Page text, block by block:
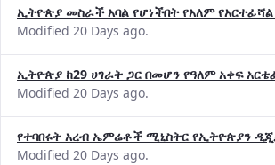
ኢትዮጵያ መስራች አባል የሆነችበት የአለም
Modified 20 Days ago.
ኢትዮጵያ ከ29 ሀገራት ጋር በመሆን የዓለም አቀፍ
Modified 20 Days ago.
የተባበሩት አረብ ኤምሬቶች ሚኒስትር የኢትዮጵያን
Modified 20 Days ago.